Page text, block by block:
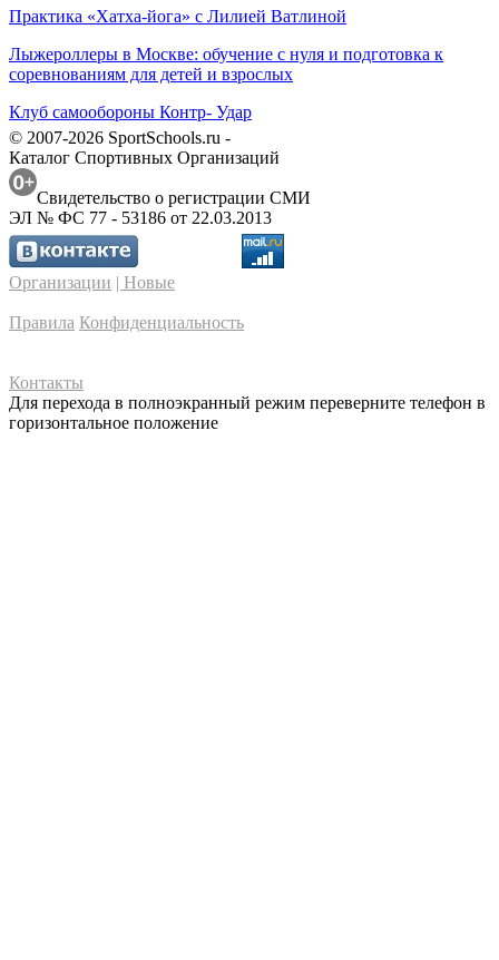
Практика «Хатха-йога» с Лилией Ватлиной
Лыжероллеры в Москве: обучение с нуля и подготовка к
соревнованиям для детей и взрослых
Клуб самообороны Контр- Удар
© 2007-2026 SportSchools.ru -
Каталог Спортивных Организаций
Свидетельство о регистрации СМИ
ЭЛ № ФС 77 - 53186 от 22.03.2013
Организации | Новые
Правила Конфиденциальность
Контакты
Для перехода в полноэкранный режим переверните телефон в
горизонтальное положение